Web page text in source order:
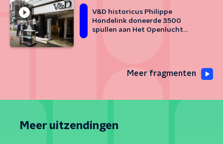
V&D historicus Philippe
Hondelink doneerde 3500
spullen aan Het Openlucht
Meer fragmenten
Meer uitzendingen